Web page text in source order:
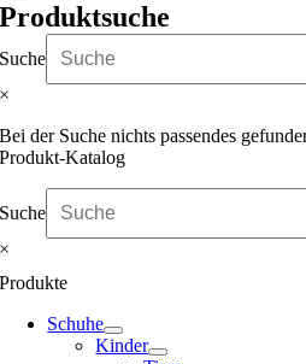
Produktsuche
Suche
×
Bei der Suche nichts passendes
Produkt-Katalog
Suche
×
Produkte
Schuhe
Kinder